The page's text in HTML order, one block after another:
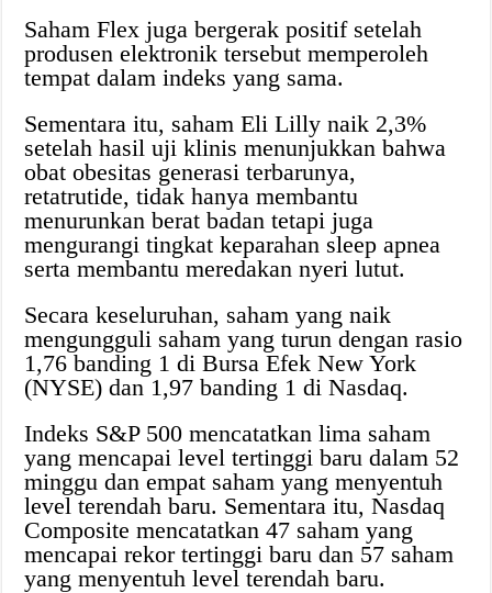
Saham Flex juga bergerak positif setelah
produsen elektronik tersebut memperoleh
tempat dalam indeks yang sama.
Sementara itu, saham Eli Lilly naik 2,3%
setelah hasil uji klinis menunjukkan bahwa
obat obesitas generasi terbarunya,
retatrutide, tidak hanya membantu
menurunkan berat badan tetapi juga
mengurangi tingkat keparahan sleep apnea
serta membantu meredakan nyeri lutut.
Secara keseluruhan, saham yang naik
mengungguli saham yang turun dengan rasio
1,76 banding 1 di Bursa Efek New York
(NYSE) dan 1,97 banding 1 di Nasdaq.
Indeks S&P 500 mencatatkan lima saham
yang mencapai level tertinggi baru dalam 52
minggu dan empat saham yang menyentuh
level terendah baru. Sementara itu, Nasdaq
Composite mencatatkan 47 saham yang
mencapai rekor tertinggi baru dan 57 saham
yang menyentuh level terendah baru.